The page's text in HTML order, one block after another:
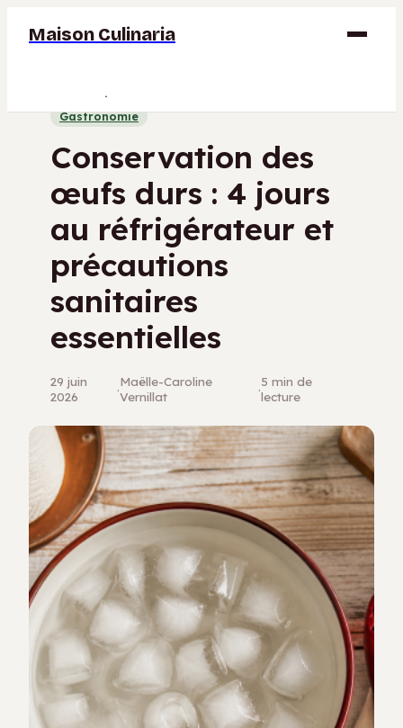
Maison Culinaria
Gastronomie
Bricolage
Gastronomie
Conservation des
œufs durs : 4 jours
au réfrigérateur et
précautions
sanitaires
essentielles
29 juin
2026
·Maëlle-Caroline
Vernillat
·5 min de
lecture